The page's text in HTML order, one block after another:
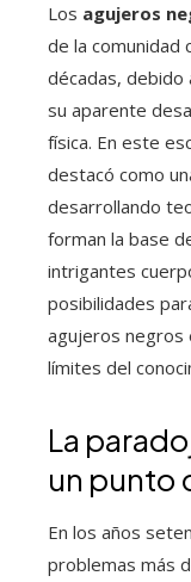
Los agujeros
de la comunidad
décadas, debido
su aparente
física. En este
destacó como
desarrollando
forman la base
intrigantes
posibilidades
agujeros negros
límites del
La
un punto
En los años
problemas más